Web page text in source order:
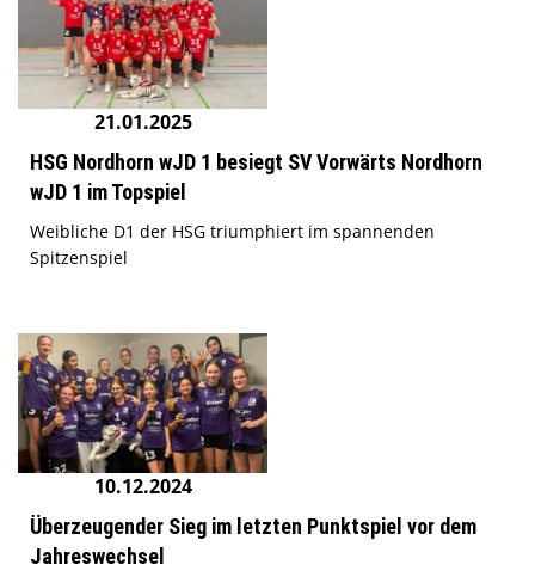
21.01.2025
HSG Nordhorn wJD 1 besiegt SV Vorwärts Nordhorn
wJD 1 im Topspiel
Weibliche D1 der HSG triumphiert im spannenden
Spitzenspiel
10.12.2024
Überzeugender Sieg im letzten Punktspiel vor dem
Jahreswechsel